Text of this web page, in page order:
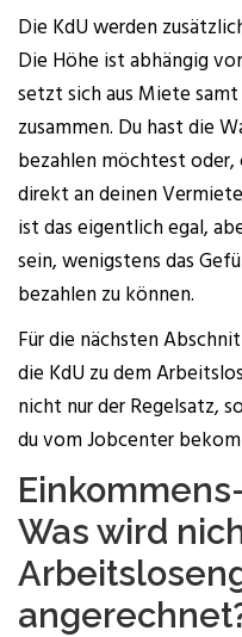
Die KdU wer­den
Die Höhe ist abhän­gig
setzt sich aus Mie­te
zusam­men. Du hast die
bezah­len möch­test oder,
direkt an dei­nen
ist das eigent­lich egal,
sein, wenigs­tens das
bezah­len zu können.
Für die nächs­ten
die KdU zu dem
nicht nur der Regel­satz,
du vom Job­cen­ter
Was wird